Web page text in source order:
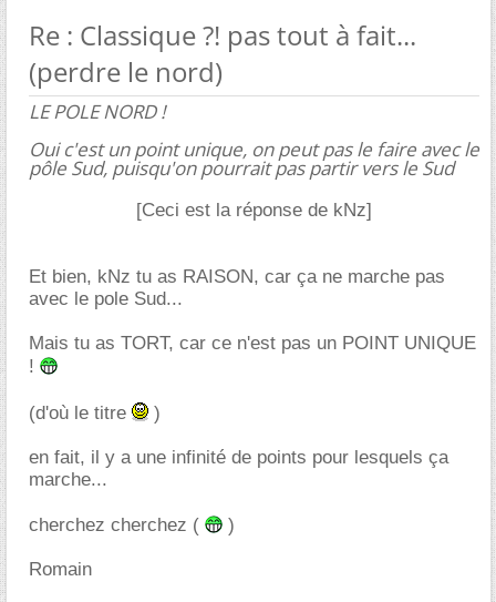
Re : Classique ?! pas tout à fait...
(perdre le nord)
LE POLE NORD !
Oui c'est un point unique, on peut pas le faire avec le
pôle Sud, puisqu'on pourrait pas partir vers le Sud
[Ceci est la réponse de kNz]
Et bien, kNz tu as RAISON, car ça ne marche pas
avec le pole Sud...
Mais tu as TORT, car ce n'est pas un POINT UNIQUE
!
(d'où le titre )
en fait, il y a une infinité de points pour lesquels ça
marche...
cherchez cherchez ( )
Romain